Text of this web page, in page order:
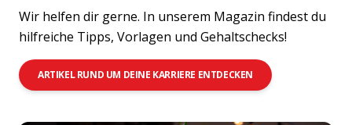
Wir helfen dir gerne. In unserem Magazin findest du
hilfreiche Tipps, Vorlagen und Gehaltschecks!
ARTIKEL RUND UM DEINE KARRIERE ENTDECKEN